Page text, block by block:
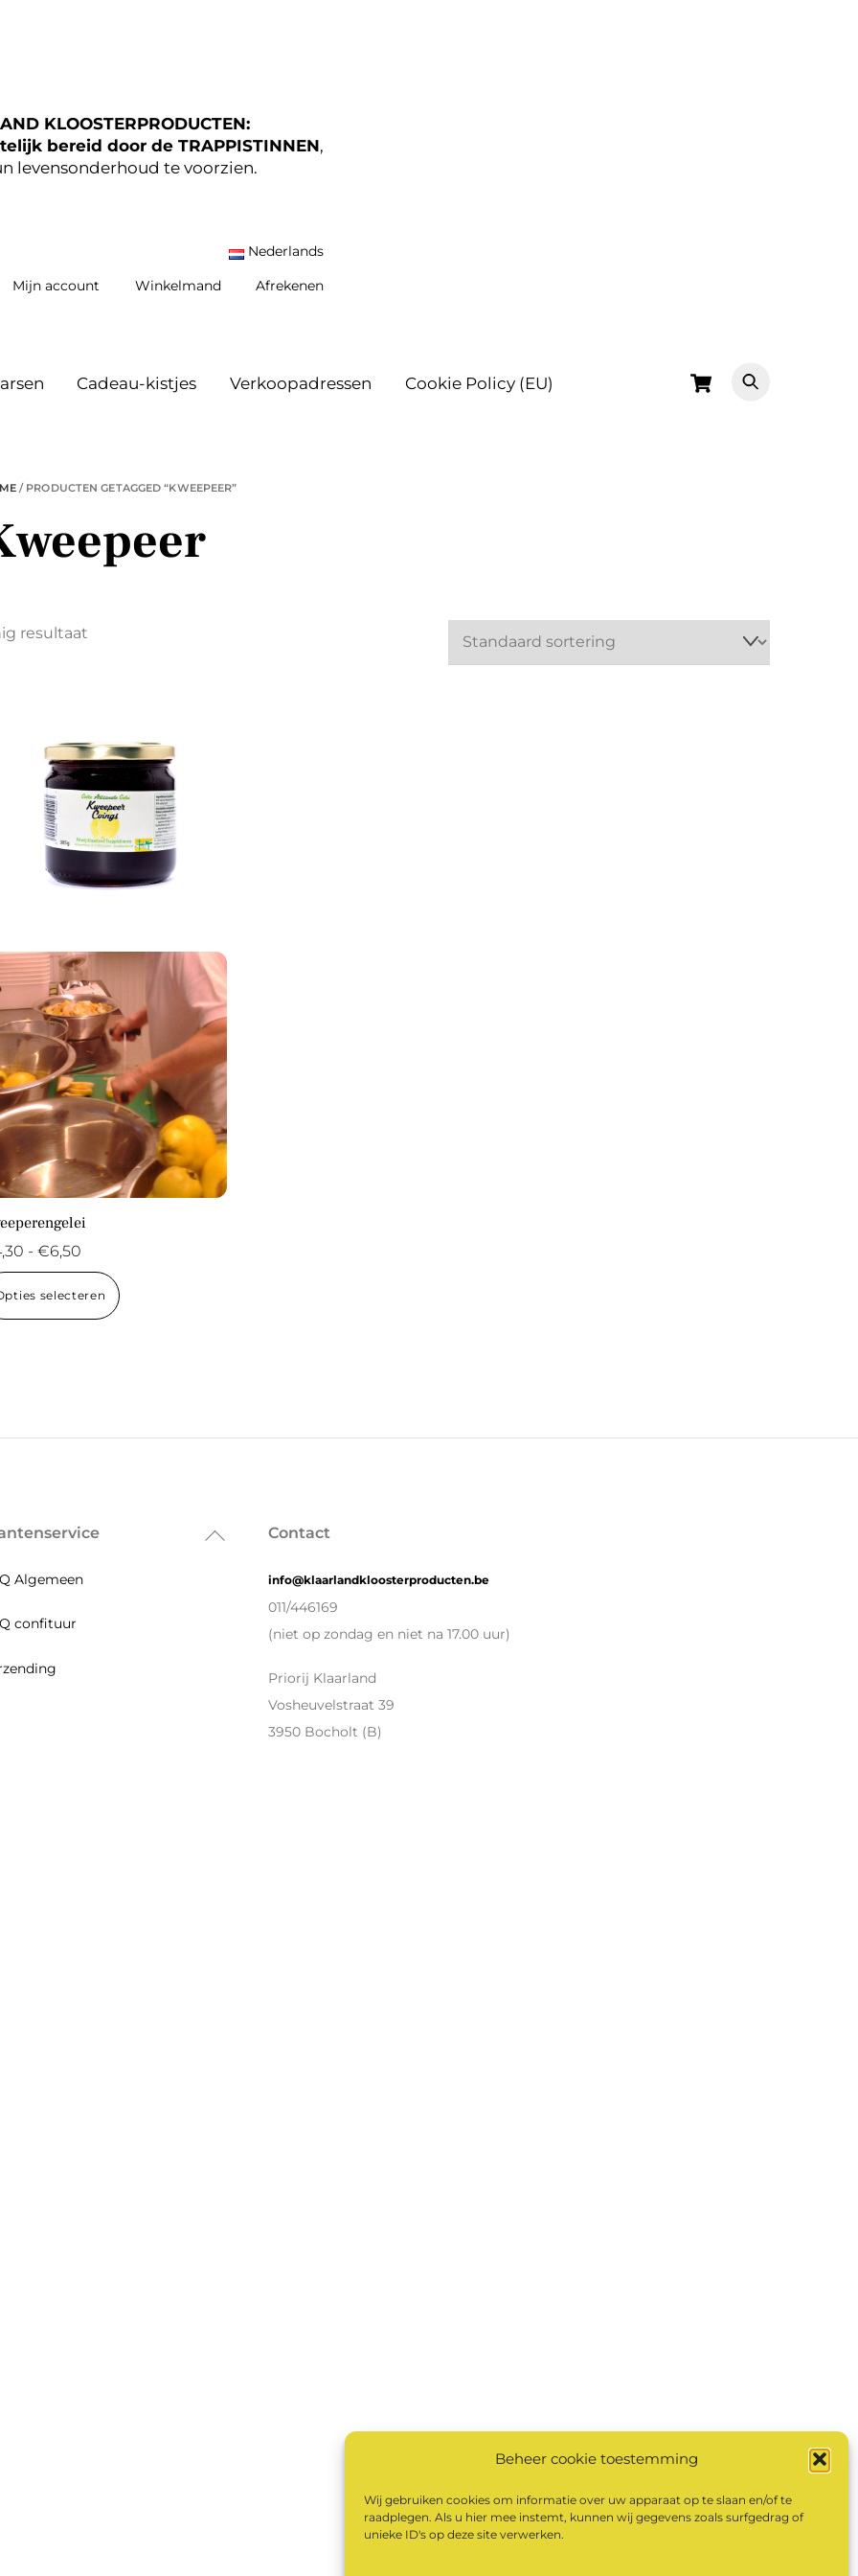
Beheer cookie toestemming
Wij gebruiken cookies om informatie over uw apparaat op te slaan en/of te
raadplegen. Als u hier mee instemt, kunnen wij gegevens zoals surfgedrag of
unieke ID's op deze site verwerken.
Cart
Cadeau-kistjes Verkoopadressen Cookie Policy (EU)
KLOOSTERPRODUCTEN:
bereid door de TRAPPISTINNEN,
levensonderhoud te voorzien.
Nederlands
Mijn account
Winkelmand Afrekenen
/ PRODUCTEN GETAGGED “KWEEPEER”
resultaat
- €6,50
€4,30
tot
selecteren
Dit
product
optie
Back
Algemeen
confituur
Contact
info@klaarlandkloosterproducten.be
011/446169
(niet op zondag en niet na 17.00 uur)
Priorij Klaarland
Vosheuvelstraat 39
3950 Bocholt (B)